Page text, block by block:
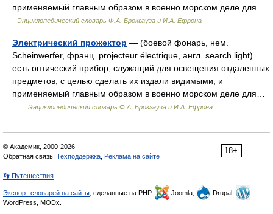
применяемый главным образом в военно морском деле для …
Энциклопедический словарь Ф.А. Брокгауза и И.А. Ефрона
Электрический прожектор — (боевой фонарь, нем.
Scheinwerfer, франц. projecteur électrique, англ. search light)
есть оптический прибор, служащий для освещения отдаленных
предметов, с целью сделать их издали видимыми, и
применяемый главным образом в военно морском деле для…
Энциклопедический словарь Ф.А. Брокгауза и И.А. Ефрона
18+
© Академик, 2000-2026
Обратная связь: Техподдержка Реклама на сайте
👣 Путешествия
Экспорт словарей на сайты , сделанные на PHP, Joomla,
Drupal,
WordPress, MODx.